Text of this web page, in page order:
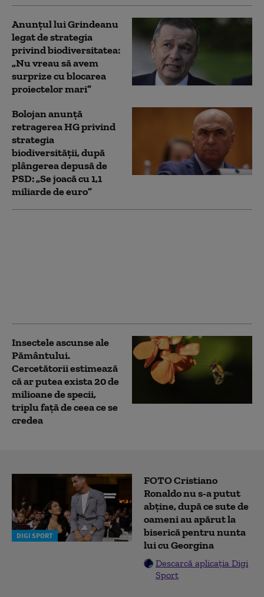
Anunțul lui Grindeanu
legat de strategia
privind biodiversitatea:
„Nu vreau să avem
surprize cu blocarea
proiectelor mari”
Bolojan anunță
retragerea HG privind
strategia
biodiversităţii, după
plângerea depusă de
PSD: „Se joacă cu 1,1
miliarde de euro”
Insectele ascunse ale
Pământului.
Cercetătorii estimează
că ar putea exista 20 de
milioane de specii,
triplu față de ceea ce se
credea
DIGI SPORT
FOTO Cristiano
Ronaldo nu s-a putut
abține, după ce sute de
oameni au apărut la
biserică pentru nunta
lui cu Georgina
Descarcă aplicația Digi
Sport